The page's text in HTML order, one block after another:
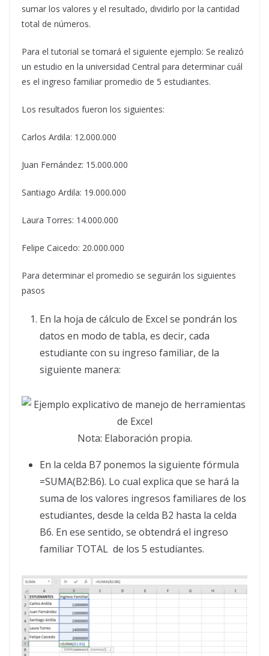
sumar los valores y el resultado, dividirlo por la cantidad
total de números.
Para el tutorial se tomará el siguiente ejemplo: Se realizó
un estudio en la universidad Central para determinar cuál
es el ingreso familiar promedio de 5 estudiantes.
Los resultados fueron los siguientes:
Carlos Ardila: 12.000.000
Juan Fernández: 15.000.000
Santiago Ardila: 19.000.000
Laura Torres: 14.000.000
Felipe Caicedo: 20.000.000
Para determinar el promedio se seguirán los siguientes
pasos
En la hoja de cálculo de Excel se pondrán los
datos en modo de tabla, es decir, cada
estudiante con su ingreso familiar, de la
siguiente manera:
Nota: Elaboración propia.
En la celda B7 ponemos la siguiente fórmula
=SUMA(B2:B6). Lo cual explica que se hará la
suma de los valores ingresos familiares de los
estudiantes, desde la celda B2 hasta la celda
B6. En ese sentido, se obtendrá el ingreso
familiar TOTAL de los 5 estudiantes.